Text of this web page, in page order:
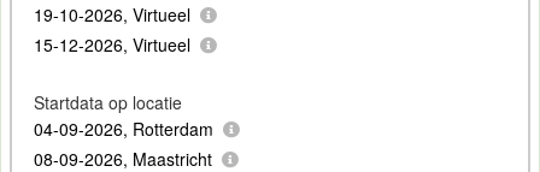
19-10-2026, Virtueel
15-12-2026, Virtueel
Startdata op locatie
04-09-2026, Rotterdam
08-09-2026, Maastricht